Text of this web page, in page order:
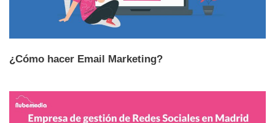
¿Cómo hacer Email Marketing?